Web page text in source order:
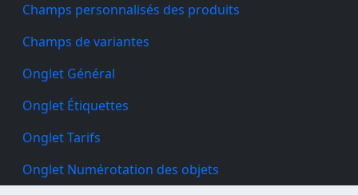
Champs personnalisés des produits
Champs de variantes
Onglet Général
Onglet Étiquettes
Onglet Tarifs
Onglet Numérotation des objets